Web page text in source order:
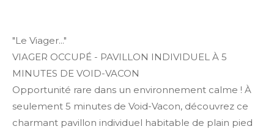
"Le Viager..."
VIAGER OCCUPÉ - PAVILLON INDIVIDUEL À 5
MINUTES DE VOID-VACON
Opportunité rare dans un environnement calme ! À
seulement 5 minutes de Void-Vacon, découvrez ce
charmant pavillon individuel habitable de plain pied